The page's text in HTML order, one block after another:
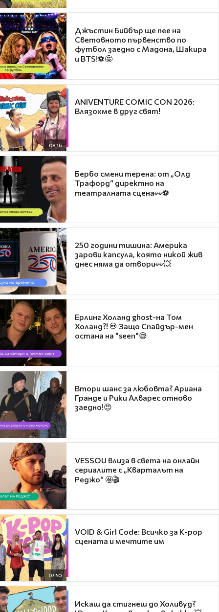
Джъстин Бийбър ще пее на
Световното първенство по
футбол заедно с Мадона, Шакира
и BTS!⚽🤩
08:16
ANIVENTURE COMIC CON 2026:
Влязохме в друг свят!
Бербо смени терена: от „Олд
Трафорд“ директно на
театралната сцена👀⚽
250 години тишина: Америка
зарови капсула, която никой жив
днес няма да отвори👀💥
Ерлинг Холанд ghost-на Том
Холанд?! 💀 Защо Спайдър-мен
остана на "seen"😅
Втори шанс за любовта? Ариана
Гранде и Рики Алварес отново
заедно!😍
VESSOU влиза в света на онлайн
сериалите с „Кварталът на
Реджо“ 🤩🎬
07:50
VOID & Girl Code: Всичко за K-pop
сцената и мечтите им
Искаш да стигнеш до Холивуд?